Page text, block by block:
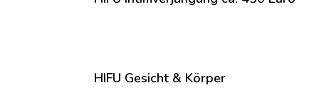
HIFU Gesicht & Körper